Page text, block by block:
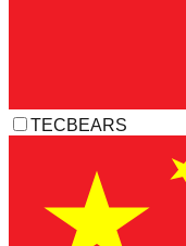
TECBEARS